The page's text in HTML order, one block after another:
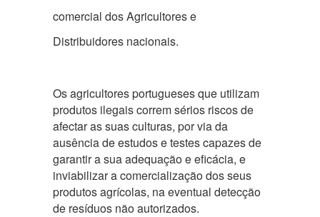
comercial dos Agricultores e
Distribuidores nacionais.
Os agricultores portugueses que utilizam
produtos ilegais correm sérios riscos de
afectar as suas culturas, por via da
ausência de estudos e testes capazes de
garantir a sua adequação e eficácia, e
inviabilizar a comercialização dos seus
produtos agrícolas, na eventual detecção
de resíduos não autorizados.